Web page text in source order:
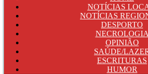
NOTÍCIAS
NOTÍCIAS
DESPORTO
NECROLOGIA
OPINIÃO
SAÚDE/
ESCRITURAS
HUMOR